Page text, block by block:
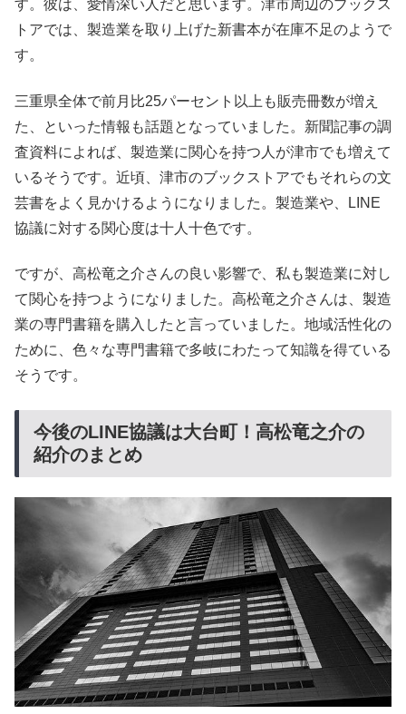
す。彼は、愛情深い人だと思います。津市周辺のブックス
トアでは、製造業を取り上げた新書本が在庫不足のようで
す。
三重県全体で前月比25パーセント以上も販売冊数が増え
た、といった情報も話題となっていました。新聞記事の調
査資料によれば、製造業に関心を持つ人が津市でも増えて
いるそうです。近頃、津市のブックストアでもそれらの文
芸書をよく見かけるようになりました。製造業や、LINE
協議に対する関心度は十人十色です。
ですが、高松竜之介さんの良い影響で、私も製造業に対し
て関心を持つようになりました。高松竜之介さんは、製造
業の専門書籍を購入したと言っていました。地域活性化の
ために、色々な専門書籍で多岐にわたって知識を得ている
そうです。
今後のLINE協議は大台町！高松竜之介の
紹介のまとめ